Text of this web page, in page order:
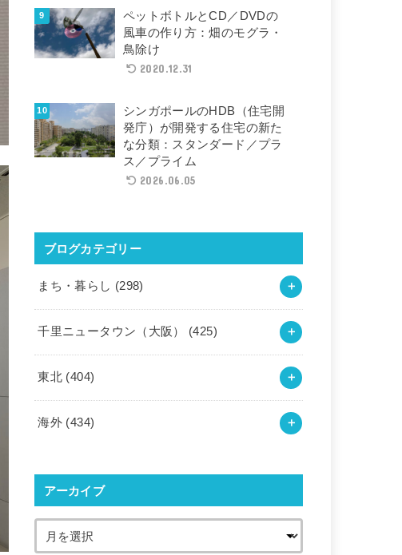
ペットボトルとCD／DVDの
風車の作り方：畑のモグラ・
鳥除け
2020.12.31
シンガポールのHDB（住宅開
発庁）が開発する住宅の新た
な分類：スタンダード／プラ
ス／プライム
2026.06.05
ブログカテゴリー
まち・暮らし (298)
千里ニュータウン（大阪） (425)
東北 (404)
海外 (434)
アーカイブ